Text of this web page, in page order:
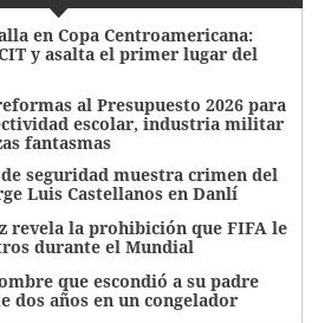
en Copa Centroamericana:
y asalta el primer lugar del
al Presupuesto 2026 para
escolar, industria militar
fantasmas
seguridad muestra crimen del
Luis Castellanos en Danlí
revela la prohibición que FIFA le
durante el Mundial
que escondió a su padre
dos años en un congelador